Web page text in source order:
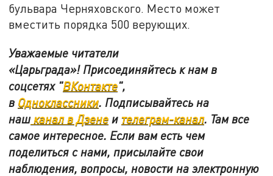
бульвара Черняховского. Место может
вместить порядка 500 верующих.
Уважаемые читатели
«Царьграда»! Присоединяйтесь к нам в
соцсетях "ВКонтакте",
в Одноклассники. Подписывайтесь на
наш канал в Дзене и телеграм-канал. Там все
самое интересное. Если вам есть чем
поделиться с нами, присылайте свои
наблюдения, вопросы, новости на электронную